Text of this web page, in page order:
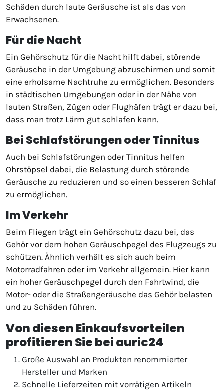
Schäden durch laute Geräusche ist als das von
Erwachsenen.
Für die Nacht
Ein Gehörschutz für die Nacht hilft dabei, störende
Geräusche in der Umgebung abzuschirmen und somit
eine erholsame Nachtruhe zu ermöglichen. Besonders
in städtischen Umgebungen oder in der Nähe von
lauten Straßen, Zügen oder Flughäfen trägt er dazu bei,
dass man trotz Lärm gut schlafen kann.
Bei Schlafstörungen oder Tinnitus
Auch bei Schlafstörungen oder Tinnitus helfen
Ohrstöpsel dabei, die Belastung durch störende
Geräusche zu reduzieren und so einen besseren Schlaf
zu ermöglichen.
Im Verkehr
Beim Fliegen trägt ein Gehörschutz dazu bei, das
Gehör vor dem hohen Geräuschpegel des Flugzeugs zu
schützen. Ähnlich verhält es sich auch beim
Motorradfahren oder im Verkehr allgemein. Hier kann
ein hoher Geräuschpegel durch den Fahrtwind, die
Motor- oder die Straßengeräusche das Gehör belasten
und zu Schäden führen.
Von diesen Einkaufsvorteilen
profitieren Sie bei auric24
Große Auswahl an Produkten renommierter
Hersteller und Marken
Schnelle Lieferzeiten mit vorrätigen Artikeln